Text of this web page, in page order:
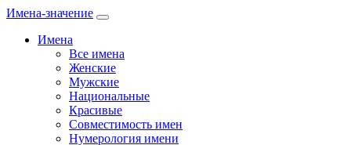
Имена-значение
Имена
Все имена
Женские
Мужские
Национальные
Красивые
Совместимость имен
Нумерология имени